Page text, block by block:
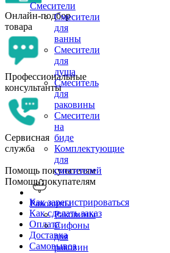
Смесители
Смесители
для
ванны
Смесители
для
душа
Смеситель
для
раковины
Смесители
на
биде
Комплектующие
для
смесителей
Раковины
Раковины
Сифоны
для
раковин
Онлайн-подбор
товара
Профессиональные
консультанты
Сервисная
служба
Помощь покупателям
Помощь покупателям
Как зарегистрироваться
Как сделать заказ
Оплата
Доставка
Самовывоз